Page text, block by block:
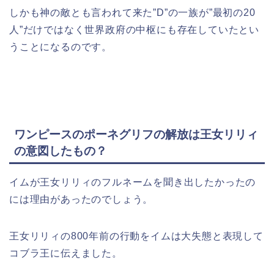
しかも神の敵とも言われて来た”D”の一族が”最初の20
人”だけではなく世界政府の中枢にも存在していたとい
うことになるのです。
ワンピースのポーネグリフの解放は王女リリィ
の意図したもの？
イムが王女リリィのフルネームを聞き出したかったの
には理由があったのでしょう。
王女リリィの800年前の行動をイムは大失態と表現して
コブラ王に伝えました。